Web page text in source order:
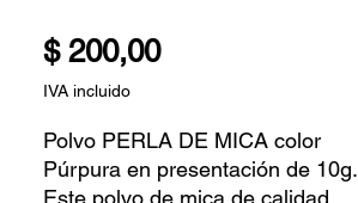
$ 200,00Precio
IVA incluido
Polvo PERLA DE MICA color
Púrpura en presentación de 10g.
Este polvo de mica de calidad